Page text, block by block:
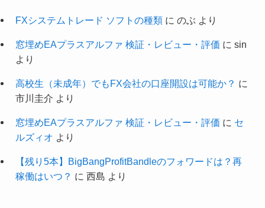
FXシステムトレード ソフトの種類に のぶ より
窓埋めEAプラスアルファ 検証・レビュー・評価 に sin
より
高校生（未成年）でもFX会社の口座開設は可能か？ に
市川圭介 より
窓埋めEAプラスアルファ 検証・レビュー・評価 に セ
ルズィオ より
【残り5本】BigBangProfitBandleのフォワードは？再
稼働はいつ？ に 西島 より